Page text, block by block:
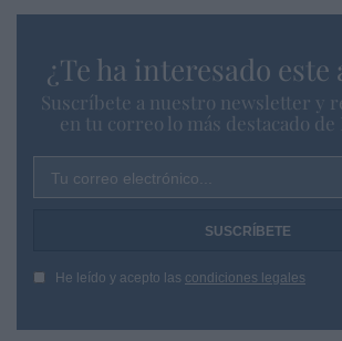
¿Te ha interesado
Suscríbete a nuestro newsletter y
en tu correo lo más destacado
Tu correo electrónico...
He leído y acepto las condiciones legales